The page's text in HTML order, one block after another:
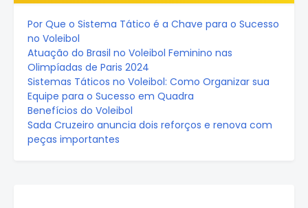
Por Que o Sistema Tático é a Chave para o Sucesso
no Voleibol
Atuação do Brasil no Voleibol Feminino nas
Olimpíadas de Paris 2024
Sistemas Táticos no Voleibol: Como Organizar sua
Equipe para o Sucesso em Quadra
Benefícios do Voleibol
Sada Cruzeiro anuncia dois reforços e renova com
peças importantes